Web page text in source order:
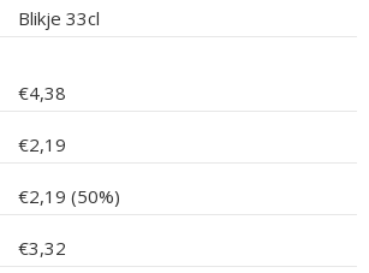
Blikje 33cl
€4,38
€2,19
€2,19 (50%)
€3,32